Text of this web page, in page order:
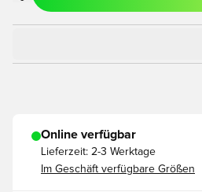
Online verfügbar
Lieferzeit: 2-3 Werktage
Im Geschäft verfügbare Größen